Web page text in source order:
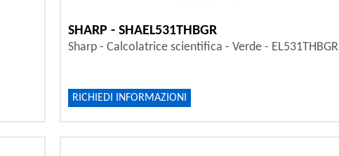
SHARP - SHAEL531THBGR
Sharp - Calcolatrice scientifica - Verde - EL531THBGR
RICHIEDI INFORMAZIONI